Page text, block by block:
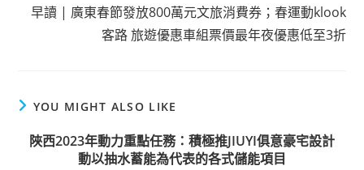
早讀 | 廣東春節發放800萬元文旅消費券；春運動klook
客路 旅遊優惠車組票價最年夜優惠低至3折
YOU MIGHT ALSO LIKE
陜西2023年動力重點任務：積極推JIUYI俱意豪宅設計
動以抽水蓄能為代表的各式儲能項目